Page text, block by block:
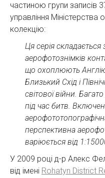
частиною групи записів
управління
колекцію:
Ця серія
аерофотознімків
що охоплюють
Близький Схід і
світової війни.
під час битв.
перспективна
варіюється від
У 2009 році д-р Алекс
від імені Rohatyn District